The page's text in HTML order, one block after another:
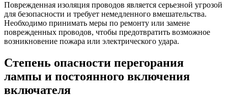
Поврежденная изоляция проводов является серьезной угрозой
для безопасности и требует немедленного вмешательства.
Необходимо принимать меры по ремонту или замене
поврежденных проводов, чтобы предотвратить возможное
возникновение пожара или электрического удара.
Степень опасности перегорания
лампы и постоянного включения
включателя